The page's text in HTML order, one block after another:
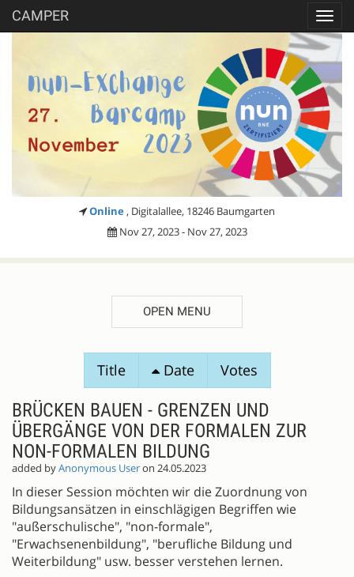
CAMPER
Online , Digitalallee, 18246 Baumgarten
Nov 27, 2023 - Nov 27, 2023
OPEN MENU
Title Date Votes
BRÜCKEN BAUEN - GRENZEN UND
ÜBERGÄNGE VON DER FORMALEN ZUR
NON-FORMALEN BILDUNG
added byAnonymous Useron 24.05.2023
In dieser Session möchten wir die Zuordnung von
Bildungsansätzen in einschlägigen Begriffen wie
"außerschulische", "non-formale",
"Erwachsenenbildung", "berufliche Bildung und
Weiterbildung" usw. besser verstehen lernen.